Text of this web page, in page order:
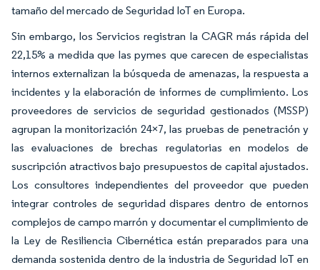
tamaño del mercado de Seguridad IoT en Europa.
Sin embargo, los Servicios registran la CAGR más rápida del
22,15% a medida que las pymes que carecen de especialistas
internos externalizan la búsqueda de amenazas, la respuesta a
incidentes y la elaboración de informes de cumplimiento. Los
proveedores de servicios de seguridad gestionados (MSSP)
agrupan la monitorización 24×7, las pruebas de penetración y
las evaluaciones de brechas regulatorias en modelos de
suscripción atractivos bajo presupuestos de capital ajustados.
Los consultores independientes del proveedor que pueden
integrar controles de seguridad dispares dentro de entornos
complejos de campo marrón y documentar el cumplimiento de
la Ley de Resiliencia Cibernética están preparados para una
demanda sostenida dentro de la industria de Seguridad IoT en